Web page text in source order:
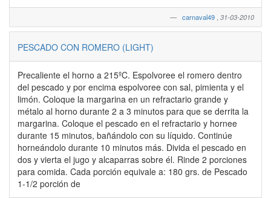
carnaval49 31-03-2010
PESCADO CON ROMERO (LIGHT)
Precaliente el horno a 215ºC. Espolvoree el romero dentro
del pescado y por encima espolvoree con sal, pimienta y el
limón. Coloque la margarina en un refractario grande y
métalo al horno durante 2 a 3 minutos para que se derrita la
margarina. Coloque el pescado en el refractario y hornee
durante 15 minutos, bañándolo con su líquido. Continúe
horneándolo durante 10 minutos más. Divida el pescado en
dos y vierta el jugo y alcaparras sobre él. Rinde 2 porciones
para comida. Cada porción equivale a: 180 grs. de Pescado
1-1/2 porción de